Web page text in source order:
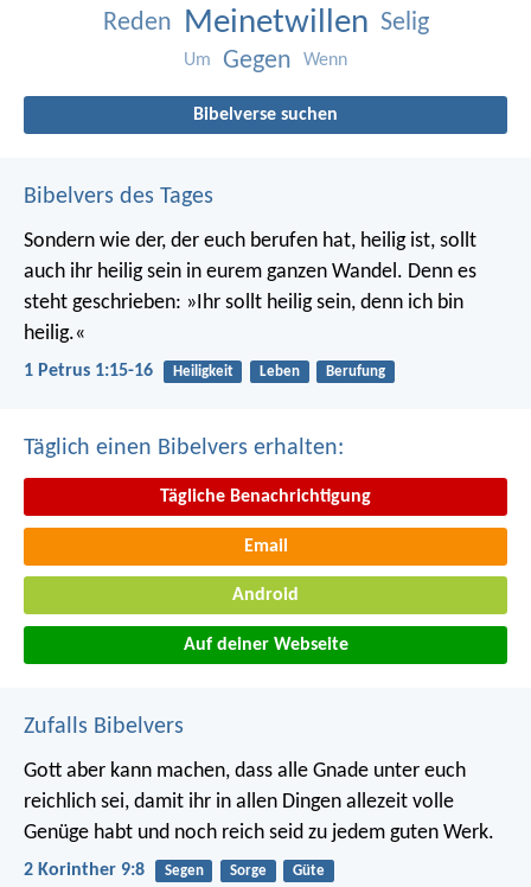
Reden Meinetwillen Selig
Um Gegen Wenn
Bibelverse suchen
Bibelvers des Tages
Sondern wie der, der euch berufen hat, heilig ist, sollt
auch ihr heilig sein in eurem ganzen Wandel. Denn es
steht geschrieben: »Ihr sollt heilig sein, denn ich bin
heilig.«
1 Petrus 1:15-16 Heiligkeit Leben Berufung
Täglich einen Bibelvers erhalten:
Tägliche Benachrichtigung
Email
Android
Auf deiner Webseite
Zufalls Bibelvers
Gott aber kann machen, dass alle Gnade unter euch
reichlich sei, damit ihr in allen Dingen allezeit volle
Genüge habt und noch reich seid zu jedem guten Werk.
2 Korinther 9:8 Segen Sorge Güte